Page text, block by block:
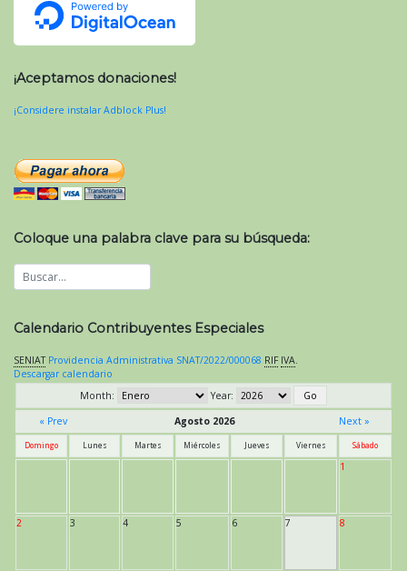
¡Aceptamos donaciones!
¡Considere instalar Adblock Plus!
Coloque una palabra clave para su búsqueda:
Calendario Contribuyentes Especiales
SENIAT Providencia Administrativa SNAT/2022/000068 RIF IVA.
Descargar calendario
Month:
Year:
« Prev
Agosto 2026 Next »
Domingo Lunes Martes Miércoles Jueves Viernes Sábado
1
2 3 4 5 6 7 8